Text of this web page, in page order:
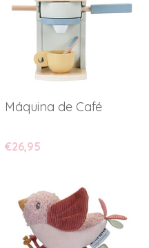
Máquina de Café
€26,95